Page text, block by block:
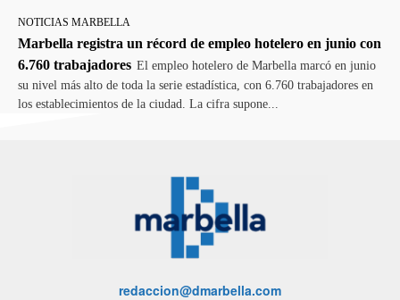
NOTICIAS MARBELLA
Marbella registra un récord de empleo hotelero en junio con
6.760 trabajadores El empleo hotelero de Marbella marcó en junio
su nivel más alto de toda la serie estadística, con 6.760 trabajadores en
los establecimientos de la ciudad. La cifra supone...
redaccion@dmarbella.com